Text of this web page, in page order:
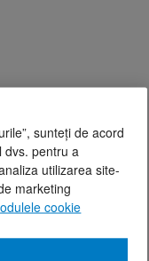
sunteți de acord
dvs. pentru a
utilizarea site-
marketing
cookie